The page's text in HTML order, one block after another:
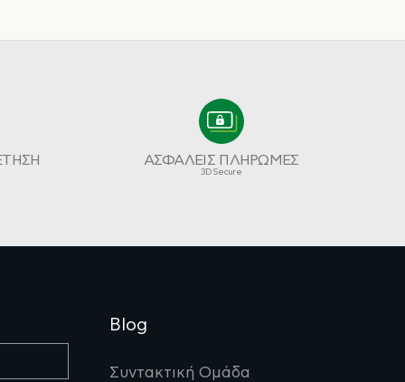
ΑΣΦΑΛΕΙΣ ΠΛΗΡΩΜΕΣ
3D Secure
Blog
Συντακτική Ομάδα